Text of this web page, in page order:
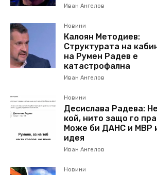
Иван Ангелов
Новини
Калоян Методиев:
Структурата на
на Румен Радев е
катастрофална
Иван Ангелов
Новини
Десислава Радева:
кой, нито защо го
Може би ДАНС и МВР
идея
Иван Ангелов
Новини